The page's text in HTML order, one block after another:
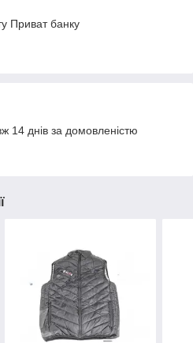
Приват банку
14 днів за домовленістю